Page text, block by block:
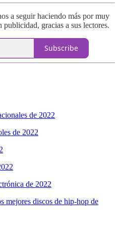
a seguir haciendo más por muy
gracias a sus lectores.
Subscribe
de 2022
de 2022
de 2022
mejores discos de hip-hop de